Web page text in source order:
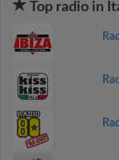
Top radio in